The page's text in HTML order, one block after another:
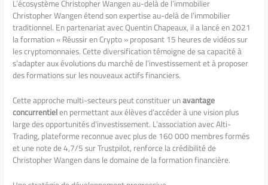
L’écosystème Christopher Wangen au-delà de l’immobilier
Christopher Wangen étend son expertise au-delà de l’immobilier
traditionnel. En partenariat avec Quentin Chapeaux, il a lancé en 2021
la formation « Réussir en Crypto » proposant 15 heures de vidéos sur
les cryptomonnaies. Cette diversification témoigne de sa capacité à
s’adapter aux évolutions du marché de l’investissement et à proposer
des formations sur les nouveaux actifs financiers.
Cette approche multi-secteurs peut constituer unavantage
concurrentielen permettant aux élèves d’accéder à une vision plus
large des opportunités d’investissement. L’association avec Alti-
Trading, plateforme reconnue avec plus de 160 000 membres formés
et une note de 4,7/5 sur Trustpilot, renforce la crédibilité de
Christopher Wangen dans le domaine de la formation financière.